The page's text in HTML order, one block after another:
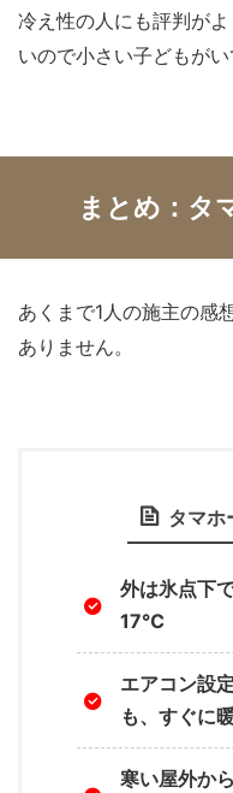
冷え性の人にも評判が
いので小さい子どもがい
まとめ：タ
あくまで1人の施主の感
ありません。
タマホ
外は氷点下
17℃
エアコン設
も、すぐに
寒い屋外か